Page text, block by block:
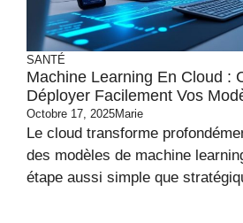
SANTÉ
Machine Learning En Cloud :
Déployer Facilement Vos
Octobre 17, 2025Marie
Le cloud transforme
des modèles de machine
étape aussi simple que